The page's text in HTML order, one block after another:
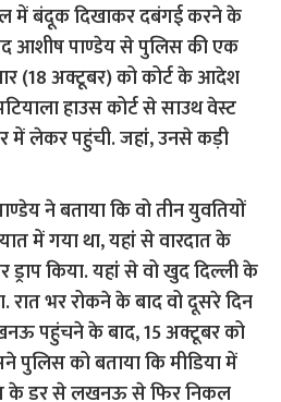
में बंदूक दिखाकर दबंगई करने के
आशीष पाण्डेय से पुलिस की एक
(18 अक्टूबर) को कोर्ट के आदेश
हाउस कोर्ट से साउथ वेस्ट
में लेकर पहुंची. जहां, उनसे कड़ी
ने बताया कि वो तीन युवतियों
में गया था, यहां से वारदात के
ड्राप किया. यहां से वो खुद दिल्ली के
भर रोकने के बाद वो दूसरे दिन
पहुंचने के बाद, 15 अक्टूबर को
पुलिस को बताया कि मीडिया में
के डर से लखनऊ से फिर निकल